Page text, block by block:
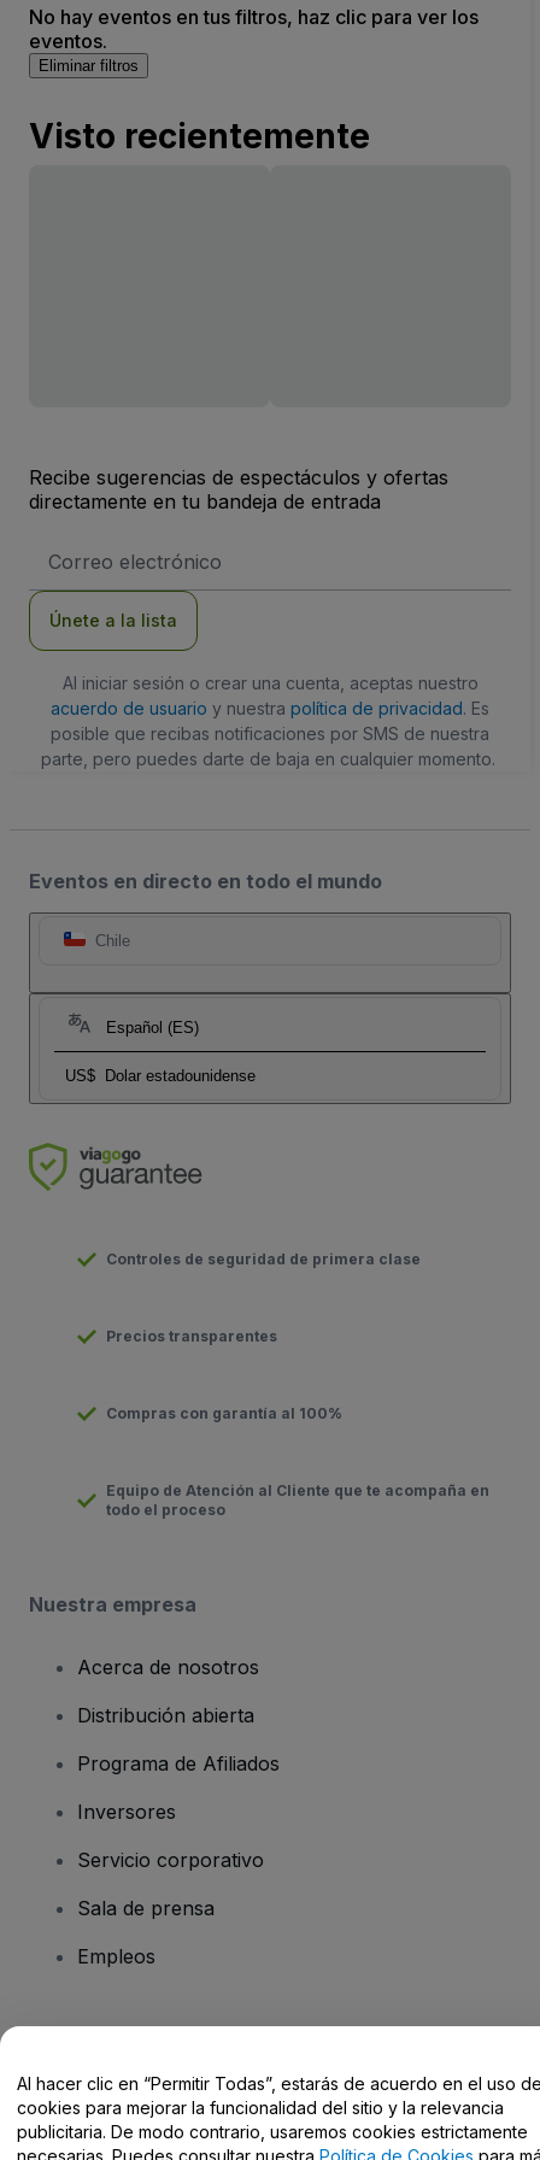
No hay eventos en tus filtros, haz clic para ver los
eventos.
Eliminar filtros
Visto recientemente
Recibe sugerencias de espectáculos y ofertas
directamente en tu bandeja de entrada
de
Únete a la lista
Al iniciar sesión o crear una cuenta, aceptas nuestro
acuerdo de usuario y nuestra política de privacidad. Es
posible que recibas notificaciones por SMS de nuestra
parte, pero puedes darte de baja en cualquier momento.
Eventos en directo en todo el mundo
Chile
Español (ES)
US$ Dolar estadounidense
Controles de seguridad de primera clase
Precios transparentes
Compras con garantía al 100%
Equipo de Atención al Cliente que te acompaña en
todo el proceso
Nuestra empresa
Acerca de nosotros
Distribución abierta
Programa de Afiliados
Inversores
Servicio corporativo
Sala de prensa
Empleos
Centro de Ayuda / Contacto
Al hacer clic en “Permitir Todas”, estarás de acuerdo en el uso
cookies para mejorar la funcionalidad del sitio y la relevancia
publicitaria. De modo contrario, usaremos cookies estrictamente
necesarias. Puedes consultar nuestra Política de Cookies para